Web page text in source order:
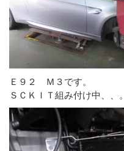
Ｅ９２ Ｍ３です。
ＳＣＫＩＴ組み付け中、、。